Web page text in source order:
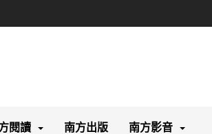
閱讀 南方出版 南方影音